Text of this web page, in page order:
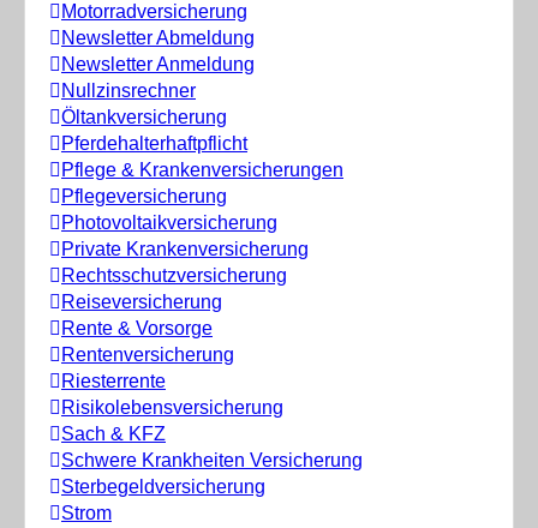
Motorradversicherung
Newsletter Abmeldung
Newsletter Anmeldung
Nullzinsrechner
Öltankversicherung
Pferdehalterhaftpflicht
Pflege & Krankenversicherungen
Pflegeversicherung
Photovoltaikversicherung
Private Krankenversicherung
Rechtsschutzversicherung
Reiseversicherung
Rente & Vorsorge
Rentenversicherung
Riesterrente
Risikolebensversicherung
Sach & KFZ
Schwere Krankheiten Versicherung
Sterbegeldversicherung
Strom